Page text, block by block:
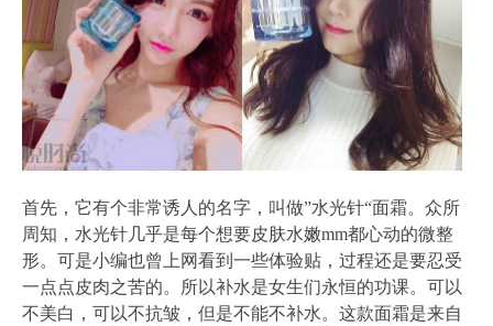
首先，它有个非常诱人的名字，叫做”水光针“面霜。众所
周知，水光针几乎是每个想要皮肤水嫩mm都心动的微整
形。可是小编也曾上网看到一些体验贴，过程还是要忍受
一点点皮肉之苦的。所以补水是女生们永恒的功课。可以
不美白，可以不抗皱，但是不能不补水。这款面霜是来自